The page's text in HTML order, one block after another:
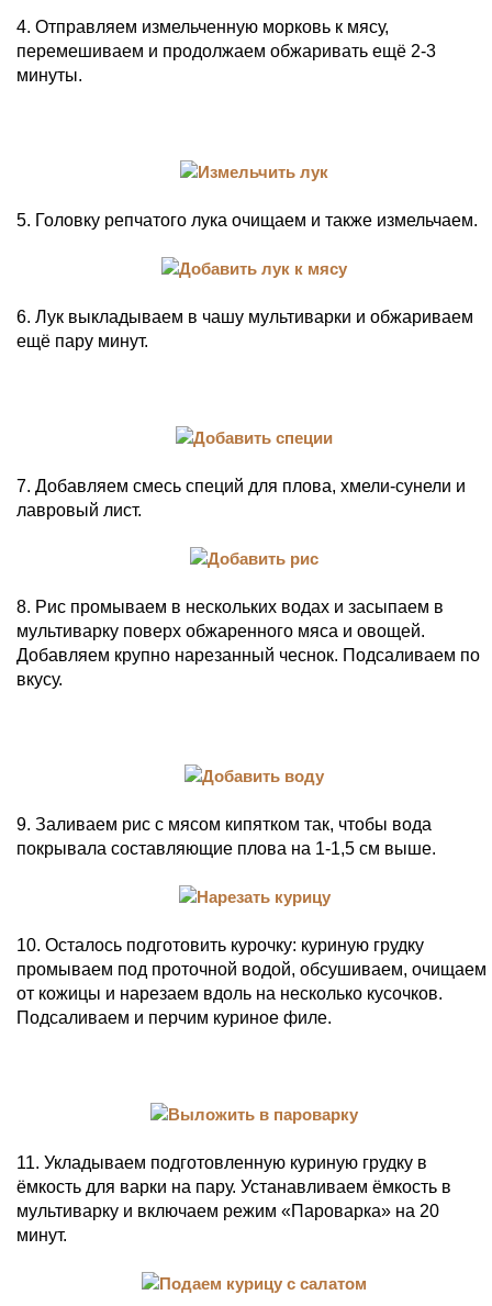
4. Отправляем измельченную морковь к мясу,
перемешиваем и продолжаем обжаривать ещё 2-3
минуты.
5. Головку репчатого лука очищаем и также измельчаем.
6. Лук выкладываем в чашу мультиварки и обжариваем
ещё пару минут.
7. Добавляем смесь специй для плова, хмели-сунели и
лавровый лист.
8. Рис промываем в нескольких водах и засыпаем в
мультиварку поверх обжаренного мяса и овощей.
Добавляем крупно нарезанный чеснок. Подсаливаем по
вкусу.
9. Заливаем рис с мясом кипятком так, чтобы вода
покрывала составляющие плова на 1-1,5 см выше.
10. Осталось подготовить курочку: куриную грудку
промываем под проточной водой, обсушиваем, очищаем
от кожицы и нарезаем вдоль на несколько кусочков.
Подсаливаем и перчим куриное филе.
11. Укладываем подготовленную куриную грудку в
ёмкость для варки на пару. Устанавливаем ёмкость в
мультиварку и включаем режим «Пароварка» на 20
минут.